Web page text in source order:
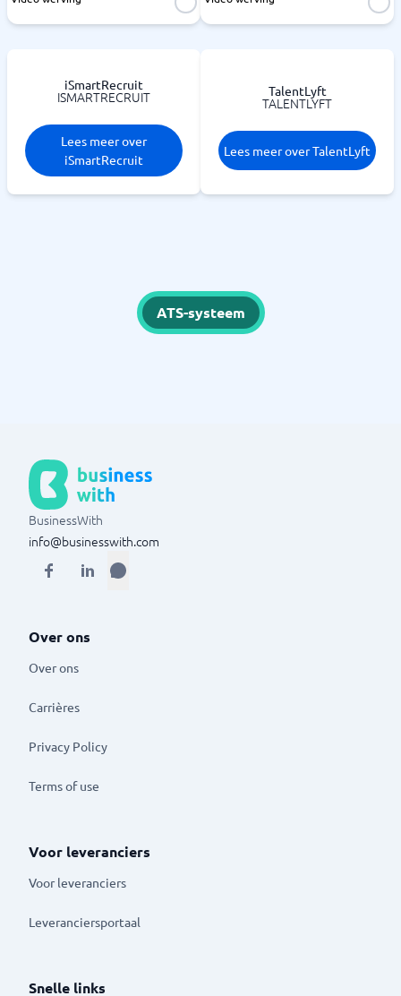
iSmartRecruit
ISMARTRECRUIT
Lees meer over
iSmartRecruit
TalentLyft
TALENTLYFT
Lees meer over TalentLyft
ATS-systeem
BusinessWith
info@businesswith.com
Over ons
Over ons
Carrières
Privacy Policy
Terms of use
Voor leveranciers
Voor leveranciers
Leveranciersportaal
Snelle links